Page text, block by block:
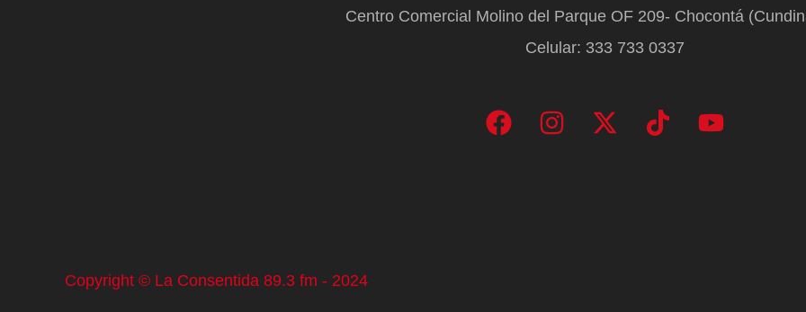
Centro Comercial Molino del Parque OF 209- Chocontá
Celular: 333 733 0337
Copyright © La Consentida 89.3 fm - 2024